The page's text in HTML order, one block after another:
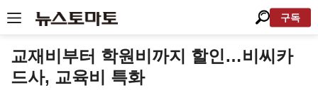
구독
교재비부터 학원비까지 할인…비씨카
드사, 교육비 특화